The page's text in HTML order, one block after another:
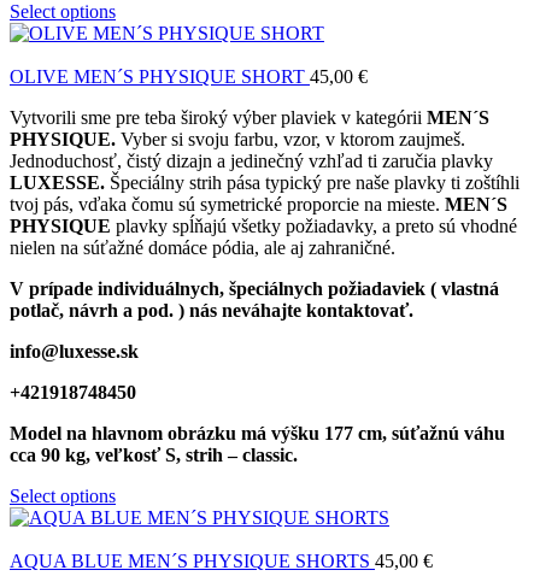
Select options
OLIVE MEN´S PHYSIQUE SHORT 45,00 €
Vytvorili sme pre teba široký výber plaviek v kategórii MEN´S
PHYSIQUE. Vyber si svoju farbu, vzor, v ktorom zaujmeš.
Jednoduchosť, čistý dizajn a jedinečný vzhľad ti zaručia plavky
LUXESSE. Špeciálny strih pása typický pre naše plavky ti zoštíhli
tvoj pás, vďaka čomu sú symetrické proporcie na mieste. MEN´S
PHYSIQUE plavky spĺňajú všetky požiadavky, a preto sú vhodné
nielen na súťažné domáce pódia, ale aj zahraničné.
V prípade individuálnych, špeciálnych požiadaviek ( vlastná
potlač, návrh a pod. ) nás neváhajte kontaktovať.
info@luxesse.sk
+421918748450
Model na hlavnom obrázku má výšku 177 cm, súťažnú váhu
cca 90 kg, veľkosť S, strih – classic.
Select options
AQUA BLUE MEN´S PHYSIQUE SHORTS 45,00 €